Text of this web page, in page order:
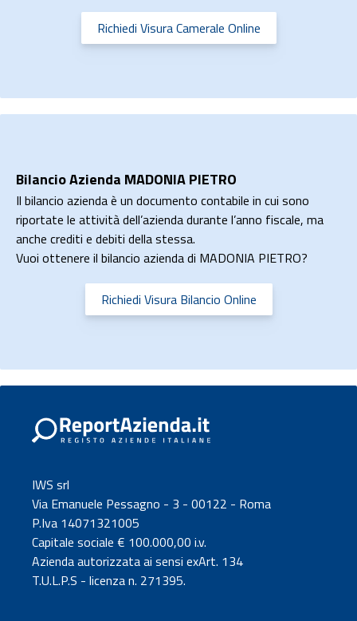
Richiedi Visura Camerale Online
Bilancio Azienda MADONIA PIETRO
Il bilancio azienda è un documento contabile in cui sono
riportate le attività dell’azienda durante l’anno fiscale, ma
anche crediti e debiti della stessa.
Vuoi ottenere il bilancio azienda di MADONIA PIETRO?
Richiedi Visura Bilancio Online
IWS srl
Via Emanuele Pessagno - 3 - 00122 - Roma
P.Iva 14071321005
Capitale sociale € 100.000,00 i.v.
Azienda autorizzata ai sensi exArt. 134
T.U.L.P.S - licenza n. 271395.